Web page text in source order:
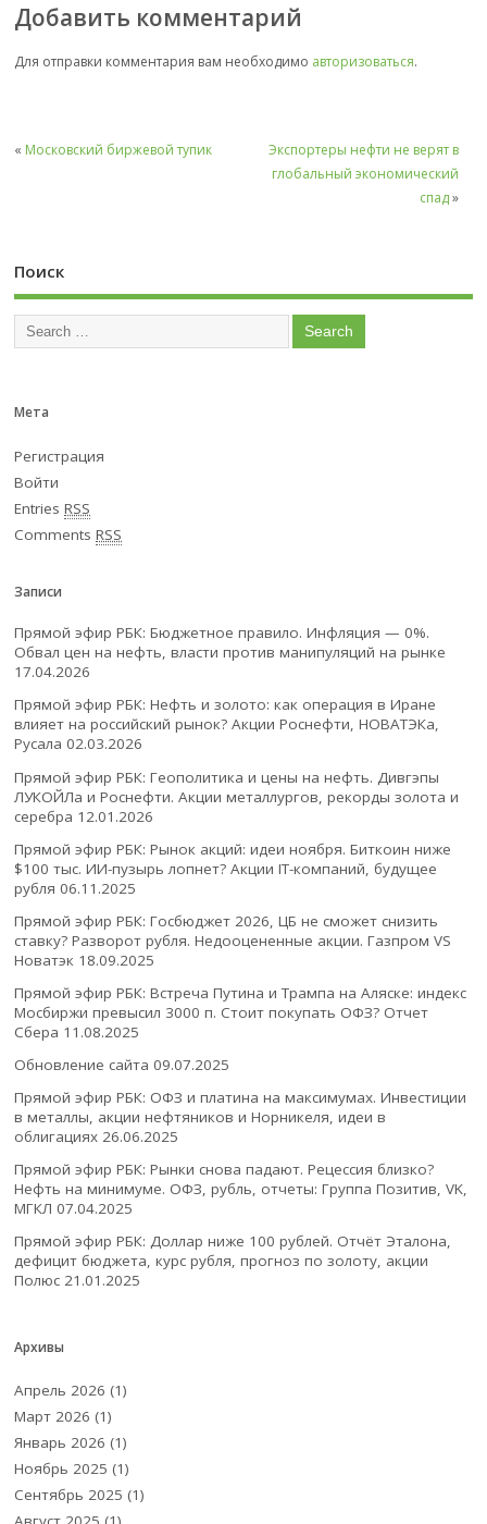
Добавить комментарий
Для отправки комментария вам необходимо авторизоваться.
« Московский биржевой тупик
Экспортеры нефти не верят в
глобальный экономический
спад»
Поиск
Мета
Регистрация
Войти
EntriesRSS
CommentsRSS
Записи
Прямой эфир РБК: Бюджетное правило. Инфляция — 0%.
Обвал цен на нефть, власти против манипуляций на рынке
17.04.2026
Прямой эфир РБК: Нефть и золото: как операция в Иране
влияет на российский рынок? Акции Роснефти, НОВАТЭКа,
Русала 02.03.2026
Прямой эфир РБК: Геополитика и цены на нефть. Дивгэпы
ЛУКОЙЛа и Роснефти. Акции металлургов, рекорды золота и
серебра 12.01.2026
Прямой эфир РБК: Рынок акций: идеи ноября. Биткоин ниже
$100 тыс. ИИ-пузырь лопнет? Акции IT-компаний, будущее
рубля 06.11.2025
Прямой эфир РБК: Госбюджет 2026, ЦБ не сможет снизить
ставку? Разворот рубля. Недооцененные акции. Газпром VS
Новатэк 18.09.2025
Прямой эфир РБК: Встреча Путина и Трампа на Аляске: индекс
Мосбиржи превысил 3000 п. Стоит покупать ОФЗ? Отчет
Сбера 11.08.2025
Обновление сайта 09.07.2025
Прямой эфир РБК: ОФЗ и платина на максимумах. Инвестиции
в металлы, акции нефтяников и Норникеля, идеи в
облигациях 26.06.2025
Прямой эфир РБК: Рынки снова падают. Рецессия близко?
Нефть на минимуме. ОФЗ, рубль, отчеты: Группа Позитив, VK,
МГКЛ 07.04.2025
Прямой эфир РБК: Доллар ниже 100 рублей. Отчёт Эталона,
дефицит бюджета, курс рубля, прогноз по золоту, акции
Полюс 21.01.2025
Архивы
Апрель 2026 (1)
Март 2026 (1)
Январь 2026 (1)
Ноябрь 2025 (1)
Сентябрь 2025 (1)